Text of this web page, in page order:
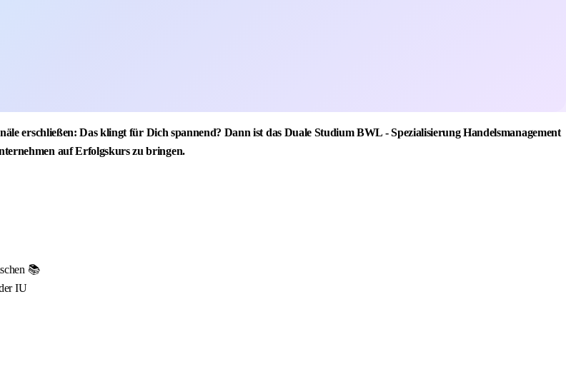
erschließen: Das klingt für Dich spannend? Dann ist das Duale Studium BWL - Spezialisierung Handelsmanagement
auf Erfolgskurs zu bringen.
📚
IU